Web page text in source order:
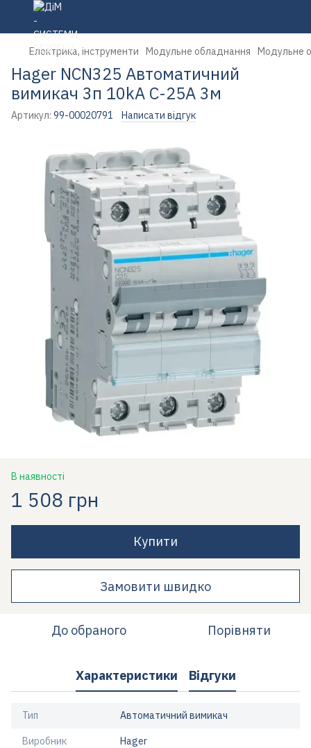
Електрика, інструменти Модульне обладнання Модульне
Hager NCN325 Автоматичний
вимикач 3п 10kA C-25A 3м
Артикул: 99-00020791 Написати відгук
В наявності
1 508 грн
Купити
Замовити швидко
До обраного Порівняти
Характеристики Відгуки
Тип Автоматичний вимикач
Виробник Hager